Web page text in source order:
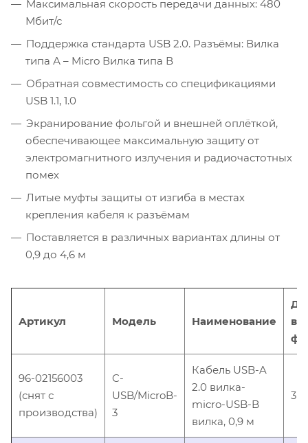
Максимальная скорость передачи данных: 480
Мбит/с
Поддержка стандарта USB 2.0. Разъёмы: Вилка
типа А – Micro Вилка типа В
Обратная совместимость со спецификациями
USB 1.1, 1.0
Экранирование фольгой и внешней оплёткой,
обеспечивающее максимальную защиту от
электромагнитного излучения и радиочастотных
помех
Литые муфты защиты от изгиба в местах
крепления кабеля к разъёмам
Поставляется в различных вариантах длины от
0,9 до 4,6 м
Артикул Модель Наименование
в
96-02156003
(снят с
производства)
C-
USB/MicroB-
3
Кабель USB-A
2.0 вилка-
micro-USB-B
вилка, 0,9 м
3